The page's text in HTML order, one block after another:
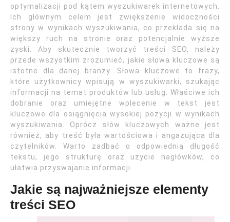
optymalizacji pod kątem wyszukiwarek internetowych.
Ich głównym celem jest zwiększenie widoczności
strony w wynikach wyszukiwania, co przekłada się na
większy ruch na stronie oraz potencjalnie wyższe
zyski. Aby skutecznie tworzyć treści SEO, należy
przede wszystkim zrozumieć, jakie słowa kluczowe są
istotne dla danej branży. Słowa kluczowe to frazy,
które użytkownicy wpisują w wyszukiwarki, szukając
informacji na temat produktów lub usług. Właściwe ich
dobranie oraz umiejętne wplecenie w tekst jest
kluczowe dla osiągnięcia wysokiej pozycji w wynikach
wyszukiwania. Oprócz słów kluczowych ważne jest
również, aby treść była wartościowa i angażująca dla
czytelników. Warto zadbać o odpowiednią długość
tekstu, jego strukturę oraz użycie nagłówków, co
ułatwia przyswajanie informacji.
Jakie są najważniejsze elementy
treści SEO